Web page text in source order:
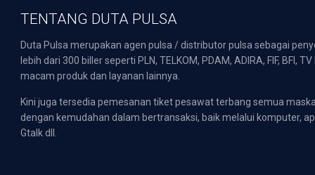
TENTANG DUTA PULSA
Duta Pulsa merupakan agen pulsa / distributor pulsa sebagai
lebih dari 300 biller seperti PLN, TELKOM, PDAM, ADIRA, FIF,
macam produk dan layanan lainnya.
Kini juga tersedia pemesanan tiket pesawat terbang semua
dengan kemudahan dalam bertransaksi, baik melalui komputer,
Gtalk dll.